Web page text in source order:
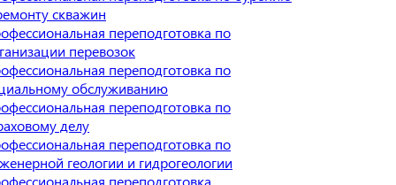
скважин
переподготовка по
перевозок
переподготовка по
обслуживанию
переподготовка по
делу
переподготовка по
геологии и гидрогеологии
переподготовка